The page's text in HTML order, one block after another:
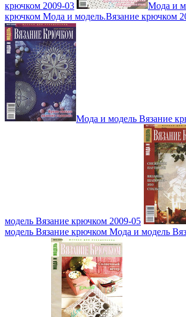
крючком 2009-03
Мода и
крючком Мода и модель.Вязание крючком
Мода и модель Вязание
модель Вязание крючком 2009-05
модель Вязание крючком Мода и модель